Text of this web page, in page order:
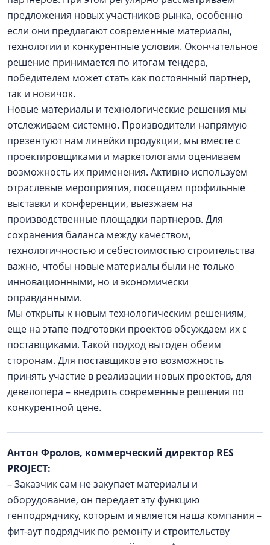
предложения новых участников рынка, особенно
если они предлагают современные материалы,
технологии и конкурентные условия. Окончательное
решение принимается по итогам тендера,
победителем может стать как постоянный партнер,
так и новичок.
Новые материалы и технологические решения мы
отслеживаем системно. Производители напрямую
презентуют нам линейки продукции, мы вместе с
проектировщиками и маркетологами оцениваем
возможность их применения. Активно используем
отраслевые мероприятия, посещаем профильные
выставки и конференции, выезжаем на
производственные площадки партнеров. Для
сохранения баланса между качеством,
технологичностью и себестоимостью строительства
важно, чтобы новые материалы были не только
инновационными, но и экономически
оправданными.
Мы открыты к новым технологическим решениям,
еще на этапе подготовки проектов обсуждаем их с
поставщиками. Такой подход выгоден обеим
сторонам. Для поставщиков это возможность
принять участие в реализации новых проектов, для
девелопера – внедрить современные решения по
конкурентной цене.
Антон Фролов, коммерческий директор RES
PROJECT:
– Заказчик сам не закупает материалы и
оборудование, он передает эту функцию
генподрядчику, которым и является наша компания –
фит-аут подрядчик по ремонту и строительству